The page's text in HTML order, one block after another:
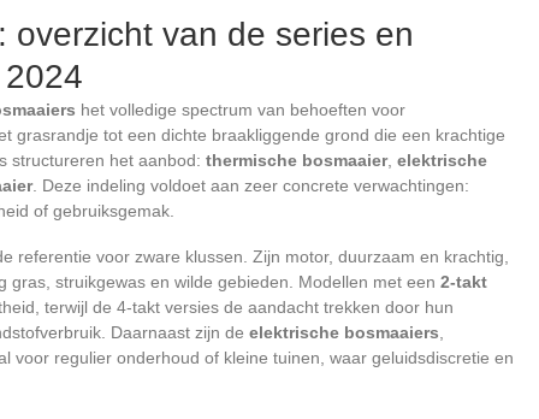
overzicht van de series en
het volledige spectrum van behoeften voor
grasrandje tot een dichte braakliggende grond die een krachtige
structureren het aanbod: thermische bosmaaier, elektrische
. Deze indeling voldoet aan zeer concrete verwachtingen:
of gebruiksgemak.
referentie voor zware klussen. Zijn motor, duurzaam en krachtig,
gras, struikgewas en wilde gebieden. Modellen met een 2-takt
terwijl de 4-takt versies de aandacht trekken door hun
Daarnaast zijn de elektrische bosmaaiers
voor regulier onderhoud of kleine tuinen, waar geluidsdiscretie en